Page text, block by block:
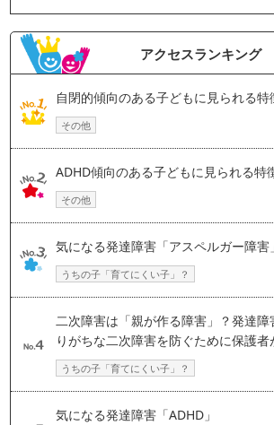
アクセスランキング
自閉的傾向のある子どもに見られる特
その他
ADHD傾向のある子どもに見られる特
その他
気になる発達障害「アスペルガー障
うちの子「育てにくい子」？
二次障害は「親が作る障害」？発達障
りがちな二次障害を防ぐために保護者
うちの子「育てにくい子」？
気になる発達障害「ADHD」